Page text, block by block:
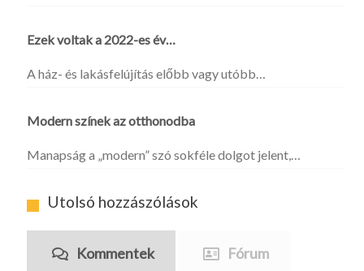
Ezek voltak a 2022-es év…
A ház- és lakásfelújítás előbb vagy utóbb…
Modern színek az otthonodba
Manapság a „modern” szó sokféle dolgot jelent,…
Utolsó hozzászólások
Kommentek Fórum